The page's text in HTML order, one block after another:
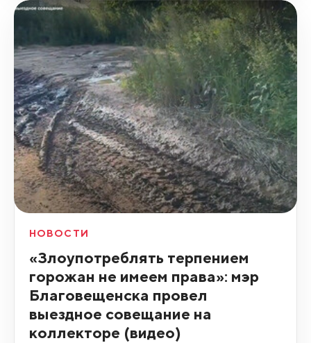
НОВОСТИ
«Злоупотреблять терпением
горожан не имеем права»: мэр
Благовещенска провел
выездное совещание на
коллекторе (видео)